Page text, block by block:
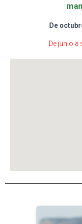
De
De junio a